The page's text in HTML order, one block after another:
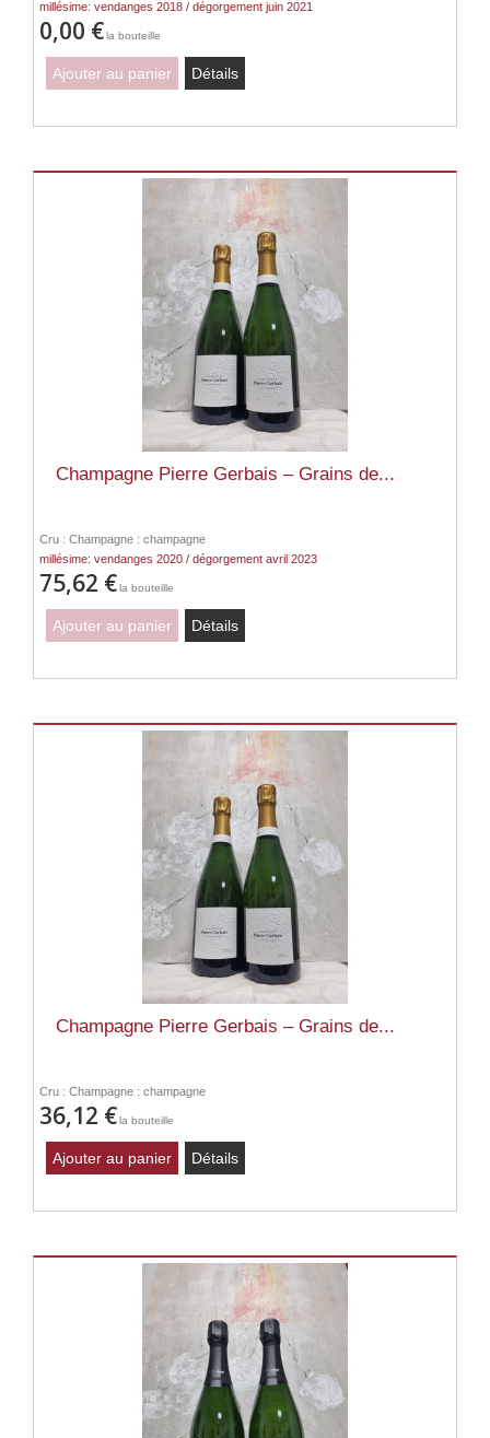
millésime: vendanges 2018 / dégorgement juin 2021
0,00 €la bouteille
Ajouter au panier Détails
Champagne Pierre Gerbais – Grains de...
Cru : Champagne : champagne
millésime: vendanges 2020 / dégorgement avril 2023
75,62 €la bouteille
Ajouter au panier Détails
Champagne Pierre Gerbais – Grains de...
Cru : Champagne : champagne
36,12 €la bouteille
Ajouter au panier Détails